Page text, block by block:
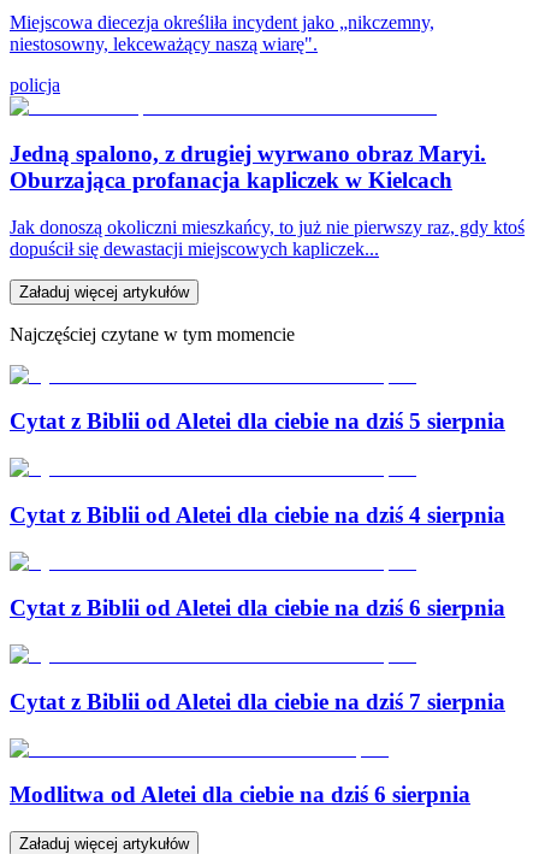
Miejscowa diecezja określiła incydent jako „nikczemny,
niestosowny, lekceważący naszą wiarę".
policja
Jedną spalono, z drugiej wyrwano obraz Maryi.
Oburzająca profanacja kapliczek w Kielcach
Jak donoszą okoliczni mieszkańcy, to już nie pierwszy raz, gdy ktoś
dopuścił się dewastacji miejscowych kapliczek...
Załaduj więcej artykułów
Najczęściej czytane w tym momencie
Cytat z Biblii od Aletei dla ciebie na dziś 5 sierpnia
Cytat z Biblii od Aletei dla ciebie na dziś 4 sierpnia
Cytat z Biblii od Aletei dla ciebie na dziś 6 sierpnia
Cytat z Biblii od Aletei dla ciebie na dziś 7 sierpnia
Modlitwa od Aletei dla ciebie na dziś 6 sierpnia
Załaduj więcej artykułów